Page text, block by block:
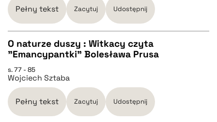
BIBTEX
pobierz cytat
Pełny tekst Zacytuj Udostępnij
CZYSTY TEKST
pobierz cytat
BIBTEX
O naturze duszy : Witkacy czyta
"Emancypantki" Bolesława Prusa
s. 77 - 85
Wojciech Sztaba
Pełny tekst Zacytuj Udostępnij